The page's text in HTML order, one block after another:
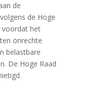
de
de Hoge
voordat het
onrechte
belastbare
De Hoge Raad